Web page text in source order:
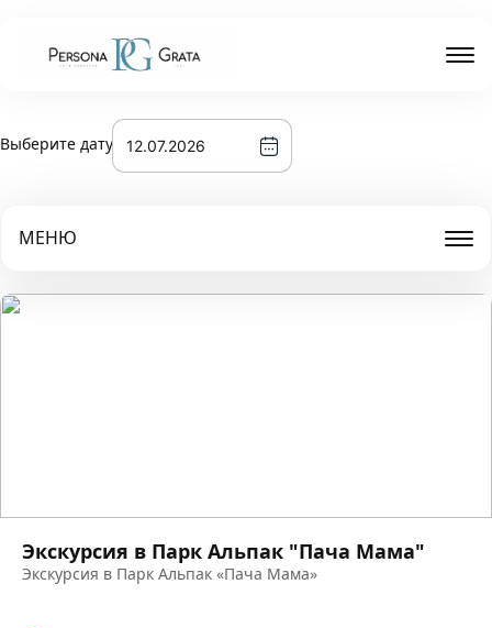
Выберите дату
МЕНЮ
Экскурсия в Парк Альпак "Пача Мама"
Экскурсия в Парк Альпак «Пача Мама»